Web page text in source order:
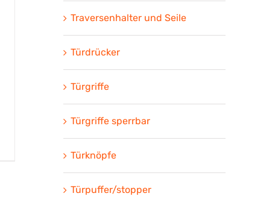
Traversenhalter und Seile
Türdrücker
Türgriffe
Türgriffe sperrbar
Türknöpfe
Türpuffer/stopper